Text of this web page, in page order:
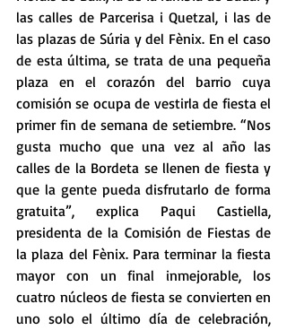
las calles de Parcerisa i Quetzal, i las de
las plazas de Súria y del Fènix. En el caso
de esta última, se trata de una pequeña
plaza en el corazón del barrio cuya
comisión se ocupa de vestirla de fiesta el
primer fin de semana de setiembre. “Nos
gusta mucho que una vez al año las
calles de la Bordeta se llenen de fiesta y
que la gente pueda disfrutarlo de forma
gratuita”, explica Paqui Castiella,
presidenta de la Comisión de Fiestas de
la plaza del Fènix. Para terminar la fiesta
mayor con un final inmejorable, los
cuatro núcleos de fiesta se convierten en
uno solo el último día de celebración,